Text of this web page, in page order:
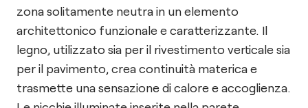
zona solitamente neutra in un elemento
architettonico funzionale e caratterizzante. Il
legno, utilizzato sia per il rivestimento verticale sia
per il pavimento, crea continuità materica e
trasmette una sensazione di calore e accoglienza.